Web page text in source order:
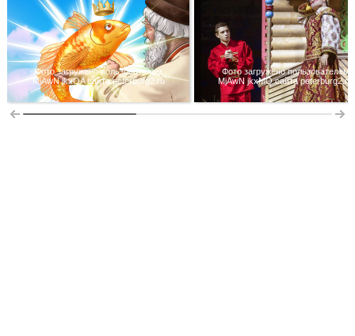
Фото загружено пользователем
MjAwN jkxOA сайта peterburg2.ru
Фото загружено пользователем
MjAwN jkxMQ сайта peterburg2.ru